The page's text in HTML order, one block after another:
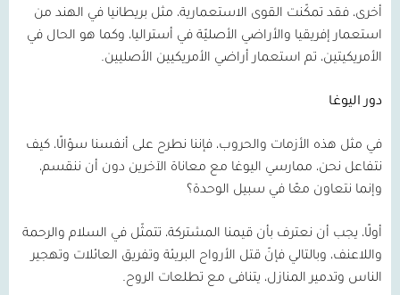
أخرى، فقد تمكّنت القوى الاستعمارية، مثل بريطانيا في الهند من
استعمار إفريقيا والأراضي الأصليّة في أستراليا، وكما هو الحال في
الأمريكيتين، تم استعمار أراضي الأمريكيين الأصليين.
دور اليوغا
في مثل هذه الأزمات والحروب، فإننا نطرح على أنفسنا سؤالًا، كيف
نتفاعل نحن، ممارسي اليوغا مع معاناة الآخرين دون أن ننقسم،
وإنما نتعاون معًا في سبيل الوحدة؟
أولًا، يجب أن نعترف بأن قيمنا المشتركة، تتمثّل في السلام والرحمة
واللاعنف، وبالتالي فإنّ قتل الأرواح البريئة وتفريق العائلات وتهجير
الناس وتدمير المنازل، يتنافى مع تطلعات الروح.